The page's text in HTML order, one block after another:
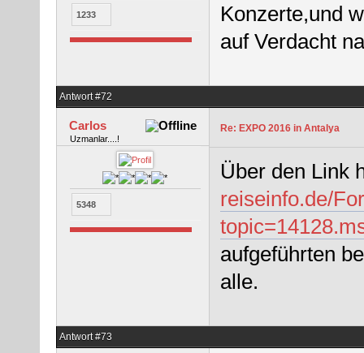
1233
Konzerte,und
auf Verdacht
Antwort #72
Carlos
Uzmanlar....!
5348
Re: EXPO 2016 in Antalya
Über den Link
reiseinfo.de/
aufgeführten
alle.
Antwort #73